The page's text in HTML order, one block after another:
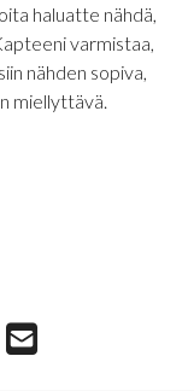
haluatte nähdä,
varmistaa,
nähden sopiva,
miellyttävä.